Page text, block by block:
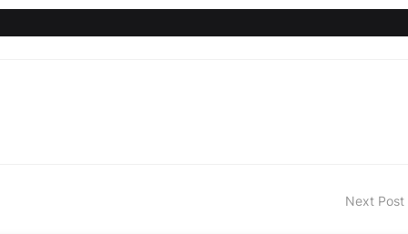
Next Post